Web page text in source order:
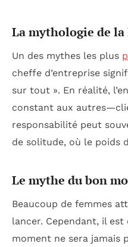
La mythologie de
Un des mythes les plus
cheffe d’entreprise
sur tout ». En réalité,
constant aux
responsabilité peut
de solitude, où le poids
Le mythe du bon
Beaucoup de femmes
lancer. Cependant, il est
moment ne sera jamais